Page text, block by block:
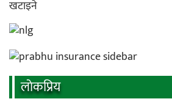
लाेकप्रिय